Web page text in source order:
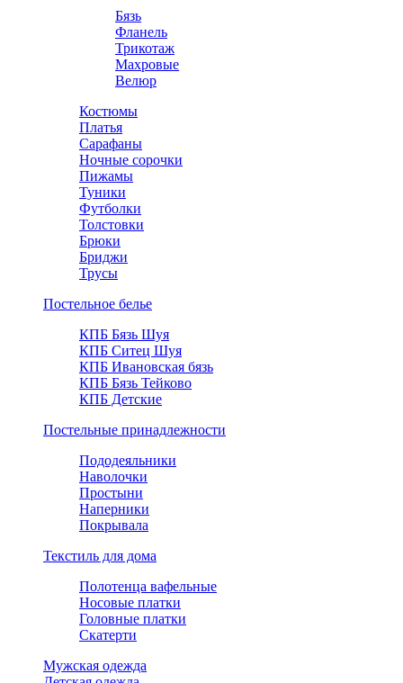
Бязь
Фланель
Трикотаж
Махровые
Велюр
Костюмы
Платья
Сарафаны
Ночные сорочки
Пижамы
Туники
Футболки
Толстовки
Брюки
Бриджи
Трусы
Постельное белье
КПБ Бязь Шуя
КПБ Ситец Шуя
КПБ Ивановская бязь
КПБ Бязь Тейково
КПБ Детские
Постельные принадлежности
Пододеяльники
Наволочки
Простыни
Наперники
Покрывала
Текстиль для дома
Полотенца вафельные
Носовые платки
Головные платки
Скатерти
Мужская одежда